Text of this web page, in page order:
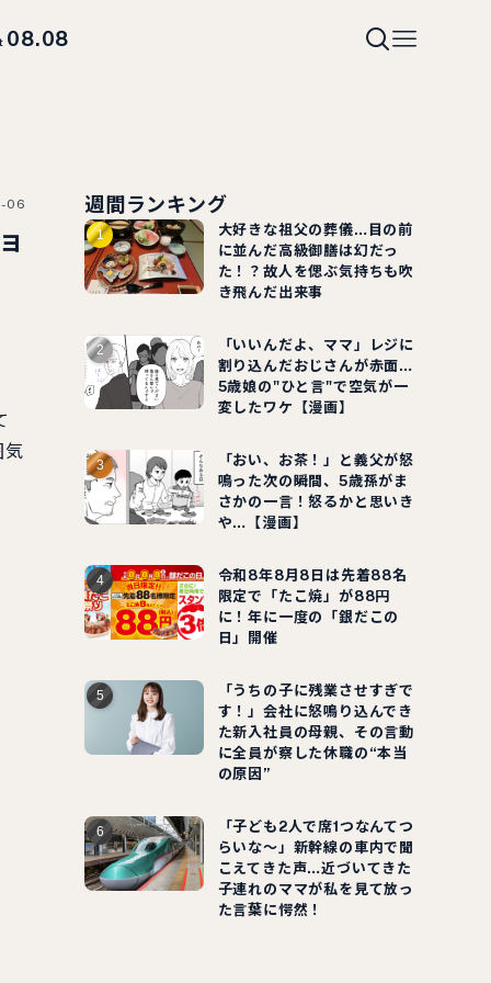
08.08
06
気
週間ランキング
大好きな祖父の葬儀…目の前
に並んだ高級御膳は幻だっ
た！？故人を偲ぶ気持ちも吹
き飛んだ出来事
「いいんだよ、ママ」レジに
割り込んだおじさんが赤面…
5歳娘の"ひと言"で空気が一
変したワケ【漫画】
「おい、お茶！」と義父が怒
鳴った次の瞬間、5歳孫がま
さかの一言！怒るかと思いき
や…【漫画】
令和8年8月8日は先着88名
限定で「たこ焼」が88円
に！年に一度の「銀だこの
日」開催
「うちの子に残業させすぎで
す！」会社に怒鳴り込んでき
た新入社員の母親、その言動
に全員が察した休職の“本当
の原因”
「子ども2人で席1つなんてつ
らいな～」新幹線の車内で聞
こえてきた声…近づいてきた
子連れのママが私を見て放っ
た言葉に愕然！